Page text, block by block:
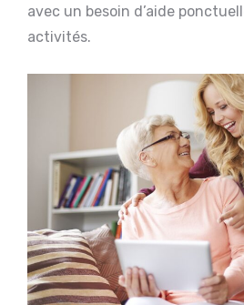
avec un besoin d’aide
activités.